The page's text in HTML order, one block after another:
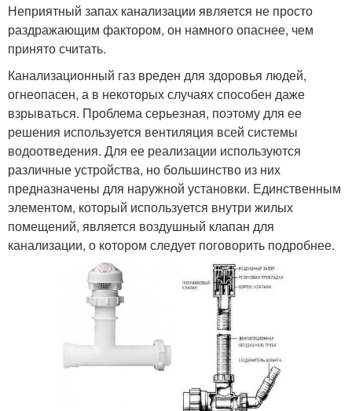
Неприятный запах канализации является не просто
раздражающим фактором, он намного опаснее, чем
принято считать.
Канализационный газ вреден для здоровья людей,
огнеопасен, а в некоторых случаях способен даже
взрываться. Проблема серьезная, поэтому для ее
решения используется вентиляция всей системы
водоотведения. Для ее реализации используются
различные устройства, но большинство из них
предназначены для наружной установки. Единственным
элементом, который используется внутри жилых
помещений, является воздушный клапан для
канализации, о котором следует поговорить подробнее.